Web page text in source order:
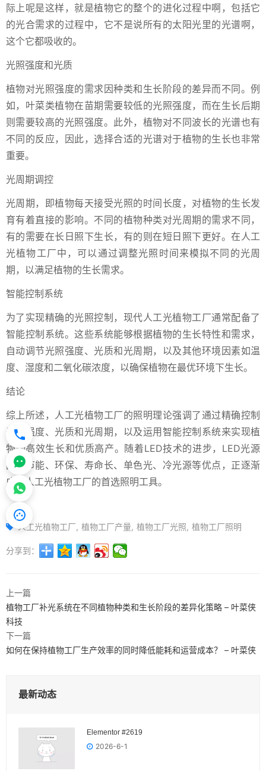
际上呢是这样，就是植物它的整个的进化过程中啊，包括它
的光合需求的过程中，它不是说所有的太阳光里的光谱啊，
这个它都吸收的。
光照强度和光质
植物对光照强度的需求因种类和生长阶段的差异而不同。例
如，叶菜类植物在苗期需要较低的光照强度，而在生长后期
则需要较高的光照强度。此外，植物对不同波长的光谱也有
不同的反应，因此，选择合适的光谱对于植物的生长也非常
重要。
光周期调控
光周期，即植物每天接受光照的时间长度，对植物的生长发
育有着直接的影响。不同的植物种类对光周期的需求不同，
有的需要在长日照下生长，有的则在短日照下更好。在人工
光植物工厂中，可以通过调整光照时间来模拟不同的光周
期，以满足植物的生长需求。
智能控制系统
为了实现精确的光照控制，现代人工光植物工厂通常配备了
智能控制系统。这些系统能够根据植物的生长特性和需求，
自动调节光照强度、光质和光周期，以及其他环境因素如温
度、湿度和二氧化碳浓度，以确保植物在最优环境下生长。
结论
综上所述，人工光植物工厂的照明理论强调了通过精确控制
光照强度、光质和光周期，以及运用智能控制系统来实现植
物的高效生长和优质高产。随着LED技术的进步，LED光源
因其节能、环保、寿命长、单色光、冷光源等优点，正逐渐
成为人工光植物工厂的首选照明工具。
人工光植物工厂 植物工厂产量 植物工厂光照 植物工厂照明
分享到：
上一篇
植物工厂补光系统在不同植物种类和生长阶段的差异化策略 – 叶菜侠
科技
下一篇
如何在保持植物工厂生产效率的同时降低能耗和运营成本？ – 叶菜侠
最新动态
Elementor #2619
2026-6-1